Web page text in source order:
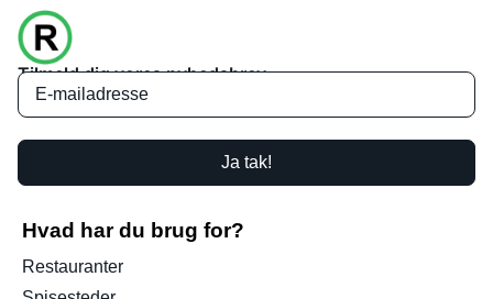
Tilmeld dig vores nyhedsbrev
Ja tak!
Hvad har du brug for?
Restauranter